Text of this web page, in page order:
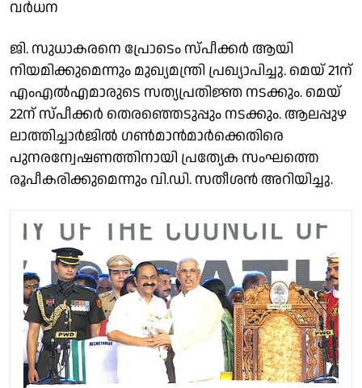
വർധന
ജി. സുധാകരനെ പ്രോടെം സ്പീക്കർ ആയി
നിയമിക്കുമെന്നും മുഖ്യമന്ത്രി പ്രഖ്യാപിച്ചു. മെയ് 21ന്
എംഎൽഎമാരുടെ സത്യപ്രതിജ്ഞ നടക്കും. മെയ്
22ന് സ്പീക്കർ തെരഞ്ഞെടുപ്പും നടക്കും. ആലപ്പുഴ
ലാത്തിച്ചാർജിൽ ഗൺമാൻമാർക്കെതിരെ
പുനരന്വേഷണത്തിനായി പ്രത്യേക സംഘത്തെ
രൂപീകരിക്കുമെന്നും വി.ഡി. സതീശൻ അറിയിച്ചു.